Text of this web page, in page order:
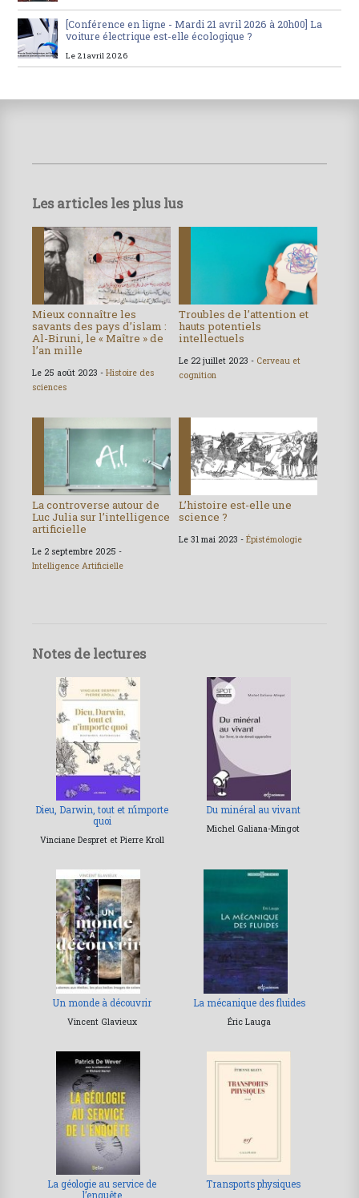
[Conférence en ligne - Mardi 21 avril 2026 à 20h00] La
voiture électrique est-elle écologique ?
Le 21 avril 2026
Les articles les plus lus
Mieux connaître les
savants des pays d’islam :
Al-Biruni, le « Maître » de
l’an mille
Le 25 août 2023 - Histoire des
sciences
Troubles de l’attention et
hauts potentiels
intellectuels
Le 22 juillet 2023 - Cerveau et
cognition
La controverse autour de
Luc Julia sur l’intelligence
artificielle
Le 2 septembre 2025 -
Intelligence Artificielle
L’histoire est-elle une
science ?
Le 31 mai 2023 - Épistémologie
Notes de lectures
Dieu, Darwin, tout et n’importe
quoi
Vinciane Despret et Pierre Kroll
Du minéral au vivant
Michel Galiana-Mingot
Un monde à découvrir
Vincent Glavieux
La mécanique des fluides
Éric Lauga
La géologie au service de
l’enquête
Transports physiques